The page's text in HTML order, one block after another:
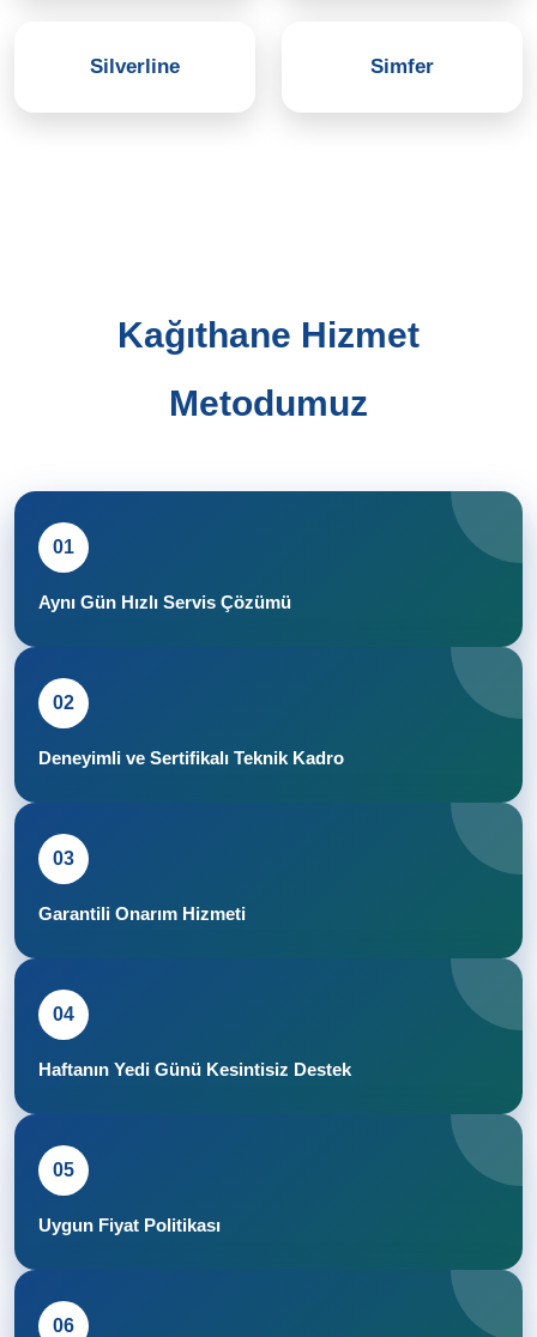
Silverline Simfer
Kağıthane Hizmet
Metodumuz
01
Aynı Gün Hızlı Servis Çözümü
02
Deneyimli ve Sertifikalı Teknik Kadro
03
Garantili Onarım Hizmeti
04
Haftanın Yedi Günü Kesintisiz Destek
05
Uygun Fiyat Politikası
06